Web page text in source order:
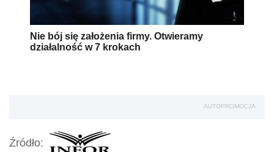
Nie bój się założenia firmy. Otwieramy
działalność w 7 krokach
AUTOPROMOCJA
Źródło: